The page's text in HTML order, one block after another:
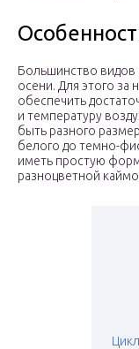
Большинство видов
осени. Для этого за
обеспечить
и температуру
быть разного
белого до темно-
иметь простую
разноцветной